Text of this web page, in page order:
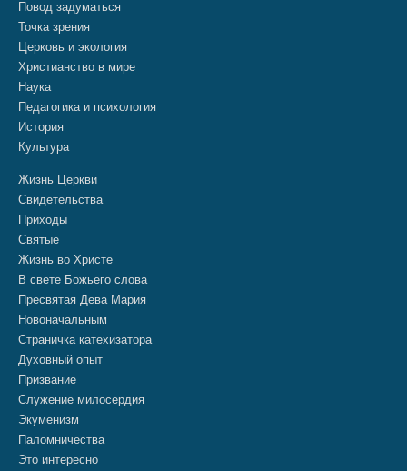
Повод задуматься
Точка зрения
Церковь и экология
Христианство в мире
Наука
Педагогика и психология
История
Культура
Жизнь Церкви
Свидетельства
Приходы
Святые
Жизнь во Христе
В свете Божьего слова
Пресвятая Дева Мария
Новоначальным
Страничка катехизатора
Духовный опыт
Призвание
Служение милосердия
Экуменизм
Паломничества
Это интересно